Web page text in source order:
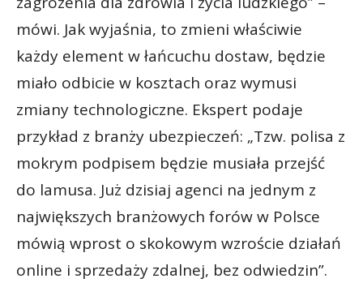
mówi. Jak wyjaśnia, to zmieni właściwie
każdy element w łańcuchu dostaw, będzie
miało odbicie w kosztach oraz wymusi
zmiany technologiczne. Ekspert podaje
przykład z branży ubezpieczeń: „Tzw. polisa z
mokrym podpisem będzie musiała przejść
do lamusa. Już dzisiaj agenci na jednym z
największych branżowych forów w Polsce
mówią wprost o skokowym wzroście działań
online i sprzedaży zdalnej, bez odwiedzin”.